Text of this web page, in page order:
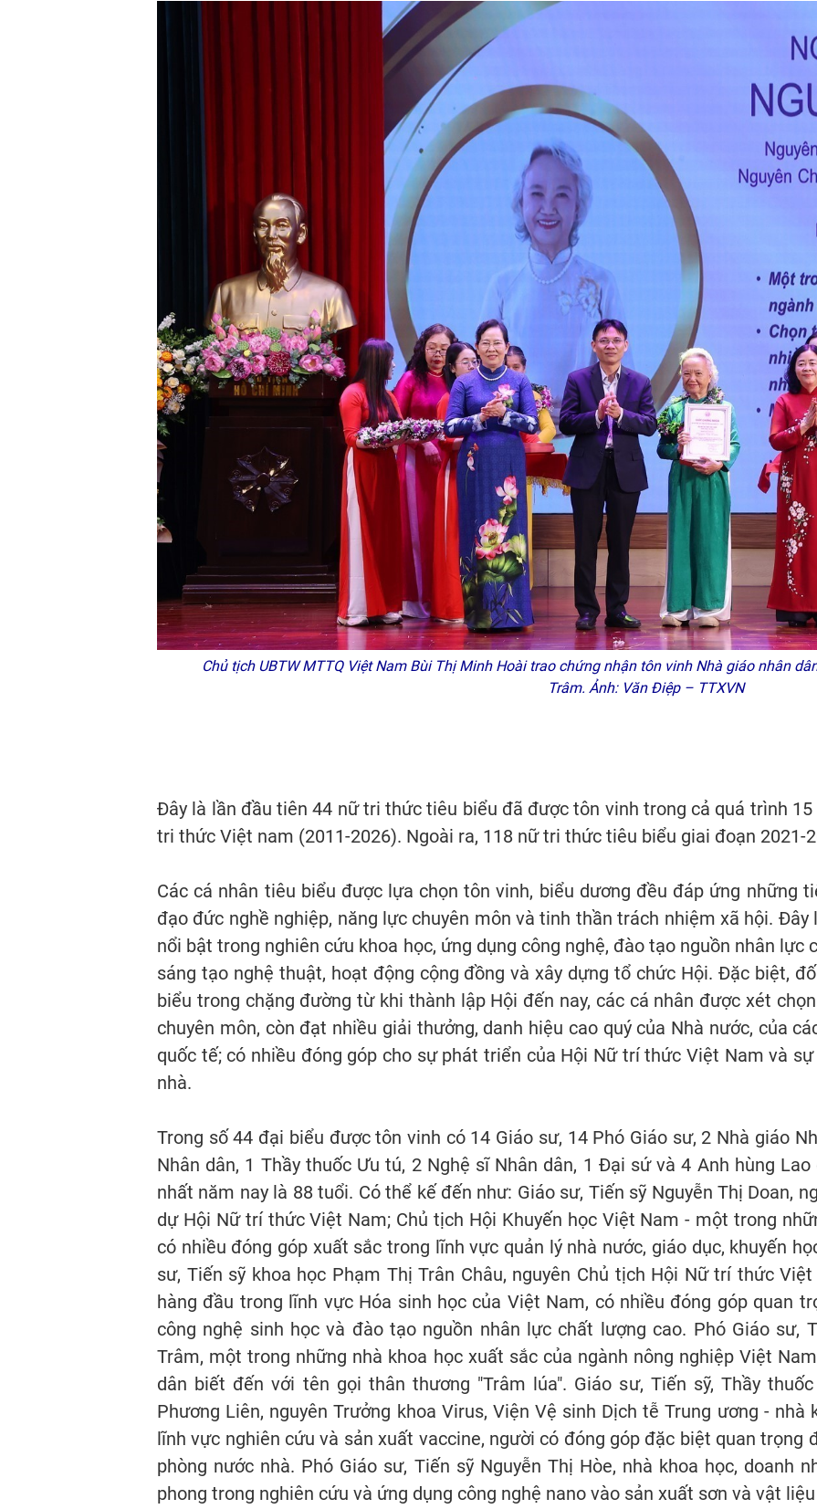
Chủ tịch UBTW MTTQ Việt Nam Bùi Thị Minh Hoài trao chứng nhận tôn vinh Nhà giáo nhân
Trâm. Ảnh: Văn Điệp – TTXVN
Đây là lần đầu tiên 44 nữ tri thức tiêu biểu đã được tôn vinh trong cả quá trình
tri thức Việt nam (2011-2026). Ngoài ra, 118 nữ tri thức tiêu biểu giai đoạn 2021-
Các cá nhân tiêu biểu được lựa chọn tôn vinh, biểu dương đều đáp ứng những
đạo đức nghề nghiệp, năng lực chuyên môn và tinh thần trách nhiệm xã hội.
nổi bật trong nghiên cứu khoa học, ứng dụng công nghệ, đào tạo nguồn nhân lực
sáng tạo nghệ thuật, hoạt động cộng đồng và xây dựng tổ chức Hội. Đặc biệt,
biểu trong chặng đường từ khi thành lập Hội đến nay, các cá nhân được xét
chuyên môn, còn đạt nhiều giải thưởng, danh hiệu cao quý của Nhà nước, của
quốc tế; có nhiều đóng góp cho sự phát triển của Hội Nữ trí thức Việt Nam và
nhà.
Trong số 44 đại biểu được tôn vinh có 14 Giáo sư, 14 Phó Giáo sư, 2 Nhà giáo
Nhân dân, 1 Thầy thuốc Ưu tú, 2 Nghệ sĩ Nhân dân, 1 Đại sứ và 4 Anh hùng
nhất năm nay là 88 tuổi. Có thể kế đến như: Giáo sư, Tiến sỹ Nguyễn Thị Doan,
dự Hội Nữ trí thức Việt Nam; Chủ tịch Hội Khuyến học Việt Nam - một trong
có nhiều đóng góp xuất sắc trong lĩnh vực quản lý nhà nước, giáo dục, khuyến
sư, Tiến sỹ khoa học Phạm Thị Trân Châu, nguyên Chủ tịch Hội Nữ trí thức
hàng đầu trong lĩnh vực Hóa sinh học của Việt Nam, có nhiều đóng góp quan
công nghệ sinh học và đào tạo nguồn nhân lực chất lượng cao. Phó Giáo sư,
Trâm, một trong những nhà khoa học xuất sắc của ngành nông nghiệp Việt
dân biết đến với tên gọi thân thương "Trâm lúa". Giáo sư, Tiến sỹ, Thầy
Phương Liên, nguyên Trưởng khoa Virus, Viện Vệ sinh Dịch tễ Trung ương -
lĩnh vực nghiên cứu và sản xuất vaccine, người có đóng góp đặc biệt quan
phòng nước nhà. Phó Giáo sư, Tiến sỹ Nguyễn Thị Hòe, nhà khoa học, doanh
phong trong nghiên cứu và ứng dụng công nghệ nano vào sản xuất sơn và vật